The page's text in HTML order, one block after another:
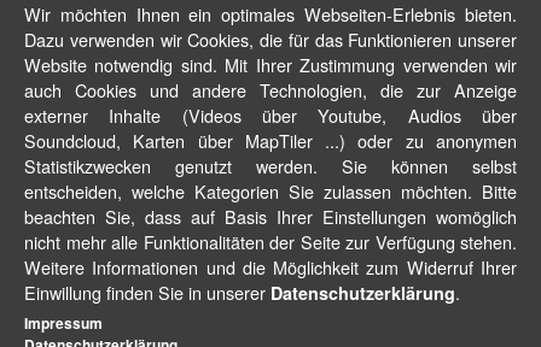
Wir möchten Ihnen ein optimales Webseiten-Erlebnis bieten.
Dazu verwenden wir Cookies, die für das Funktionieren unserer
Website notwendig sind. Mit Ihrer Zustimmung verwenden wir
auch Cookies und andere Technologien, die zur Anzeige
externer Inhalte (Videos über Youtube, Audios über
Soundcloud, Karten über MapTiler ...) oder zu anonymen
Statistikzwecken genutzt werden. Sie können selbst
entscheiden, welche Kategorien Sie zulassen möchten. Bitte
beachten Sie, dass auf Basis Ihrer Einstellungen womöglich
nicht mehr alle Funktionalitäten der Seite zur Verfügung stehen.
Weitere Informationen und die Möglichkeit zum Widerruf Ihrer
Einwillung finden Sie in unserer Datenschutzerklärung.
Impressum